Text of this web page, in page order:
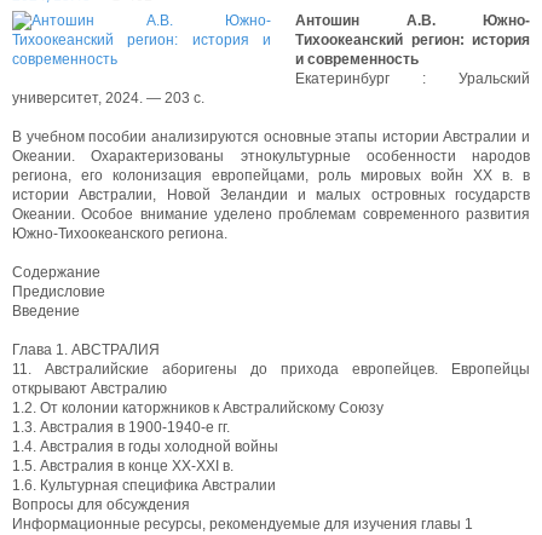
Антошин А.В. Южно-
Тихоокеанский регион: история
и современность
Екатеринбург : Уральский
университет, 2024. — 203 с.
В учебном пособии анализируются основные этапы истории Австралии и
Океании. Охарактеризованы этнокультурные особенности народов
региона, его колонизация европейцами, роль мировых войн XX в. в
истории Австралии, Новой Зеландии и малых островных государств
Океании. Особое внимание уделено проблемам современного развития
Южно-Тихоокеанского региона.
Содержание
Предисловие
Введение
Глава 1. АВСТРАЛИЯ
11. Австралийские аборигены до прихода европейцев. Европейцы
открывают Австралию
1.2. От колонии каторжников к Австралийскому Союзу
1.3. Австралия в 1900-1940-е гг.
1.4. Австралия в годы холодной войны
1.5. Австралия в конце XX-XXI в.
1.6. Культурная специфика Австралии
Вопросы для обсуждения
Информационные ресурсы, рекомендуемые для изучения главы 1